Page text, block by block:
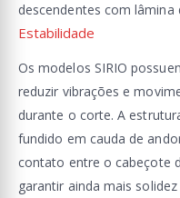
descendentes com lâmina
Estabilidade
Os modelos SIRIO
reduzir vibrações e
durante o corte. A
fundido em cauda de
contato entre o cabeçote
garantir ainda mais